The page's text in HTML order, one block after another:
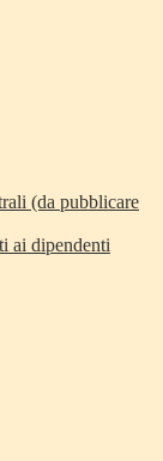
(da pubblicare
ai dipendenti